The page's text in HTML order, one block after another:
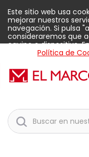
Este sitio web usa
mejorar nuestros
navegación. Si pulsa
consideraremos que
equipo o dispositivo.
Política de
Aceptar